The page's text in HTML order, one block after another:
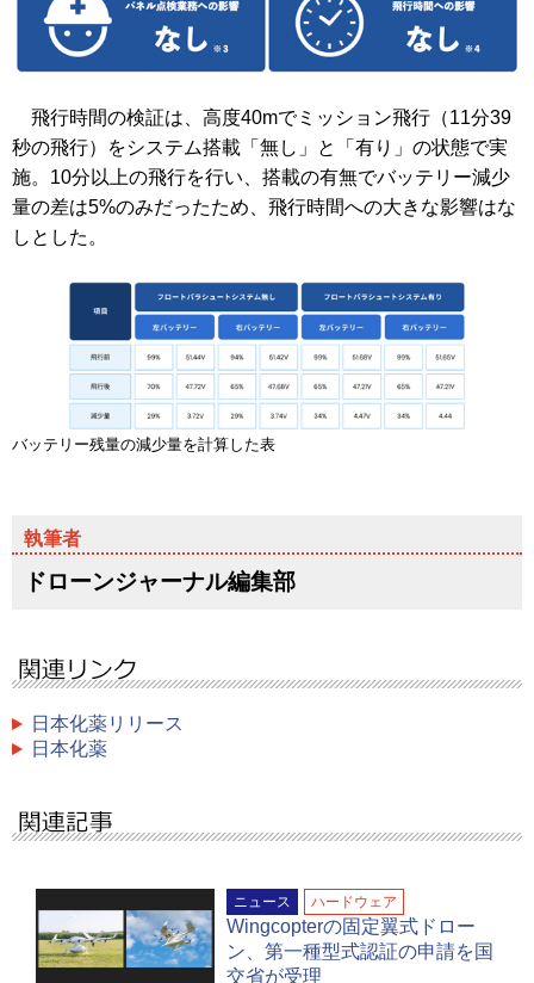
飛行時間の検証は、高度40mでミッション飛行（11分39
秒の飛行）をシステム搭載「無し」と「有り」の状態で実
施。10分以上の飛行を行い、搭載の有無でバッテリー減少
量の差は5%のみだったため、飛行時間への大きな影響はな
しとした。
バッテリー残量の減少量を計算した表
ドローンジャーナル編集部
日本化薬リリース
日本化薬
ニュース ハードウェア
Wingcopterの固定翼式ドロー
ン、第一種型式認証の申請を国
交省が受理